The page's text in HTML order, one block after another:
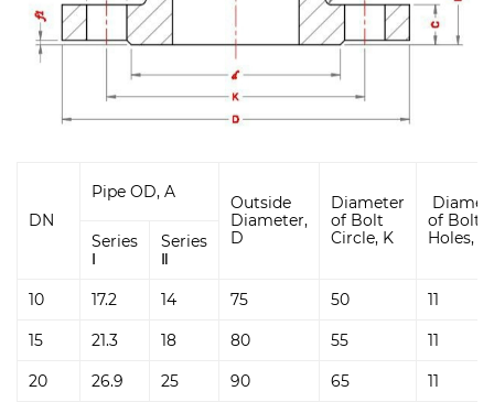
DN
Pipe OD, A
Outside
Diameter,
D
Diameter
of Bolt
Circle, K
of Bolt
Holes, L
Series
Ⅰ
Series
Ⅱ
10
17.2 14 75 50
11
15
21.3 18 80 55
11
20
26.9 25 90 65
11